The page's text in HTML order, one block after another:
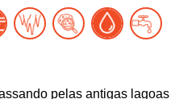
pelas antigas lagoas